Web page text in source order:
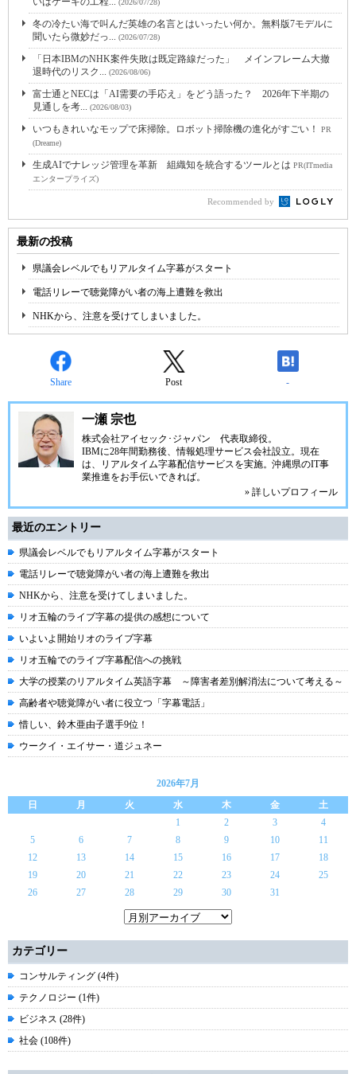
(2026/07/28)
冬の冷たい海で叫んだ英雄の名言とはいったい何か。無料版7モデルに
聞いたら微妙だっ... (2026/07/28)
「日本IBMのNHK案件失敗は既定路線だった」 メインフレーム大撤
退時代のリスク... (2026/08/06)
富士通とNECは「AI需要の手応え」をどう語った？ 2026年下半期の
見通しを考... (2026/08/03)
いつもきれいなモップで床掃除。ロボット掃除機の進化がすごい！
PR
(Dreame)
生成AIでナレッジ管理を革新 組織知を統合するツールとは PR(ITmedia
エンタープライズ)
Recommended by
最新の投稿
県議会レベルでもリアルタイム字幕がスタート
電話リレーで聴覚障がい者の海上遭難を救出
NHKから、注意を受けてしまいました。
Share Post -
一瀬 宗也
株式会社アイセック･ジャパン 代表取締役。
IBMに28年間勤務後、情報処理サービス会社設立。現在
は、リアルタイム字幕配信サービスを実施。沖縄県のIT事
業推進をお手伝いできれば。
» 詳しいプロフィール
最近のエントリー
県議会レベルでもリアルタイム字幕がスタート
電話リレーで聴覚障がい者の海上遭難を救出
NHKから、注意を受けてしまいました。
リオ五輪のライブ字幕の提供の感想について
いよいよ開始リオのライブ字幕
リオ五輪でのライブ字幕配信への挑戦
大学の授業のリアルタイム英語字幕 ～障害者差別解消法について考える～
高齢者や聴覚障がい者に役立つ「字幕電話」
惜しい、鈴木亜由子選手9位！
ウークイ・エイサー・道ジュネー
2026年7月
日
月 火 水 木 金
土
1
2 3
4
5
6 7 8 9 10
11
12
13 14 15 16 17
18
19
20 21 22 23 24
25
26
27 28 29 30 31
カテゴリー
コンサルティング (4件)
テクノロジー (1件)
ビジネス (28件)
社会 (108件)